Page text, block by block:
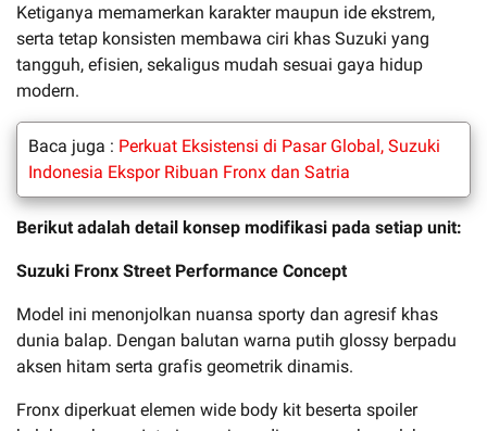
Ketiganya memamerkan karakter maupun ide ekstrem,
serta tetap konsisten membawa ciri khas Suzuki yang
tangguh, efisien, sekaligus mudah sesuai gaya hidup
modern.
Baca juga : Perkuat Eksistensi di Pasar Global, Suzuki
Indonesia Ekspor Ribuan Fronx dan Satria
Berikut adalah detail konsep modifikasi pada setiap unit:
Suzuki Fronx Street Performance Concept
Model ini menonjolkan nuansa sporty dan agresif khas
dunia balap. Dengan balutan warna putih glossy berpadu
aksen hitam serta grafis geometrik dinamis.
Fronx diperkuat elemen wide body kit beserta spoiler